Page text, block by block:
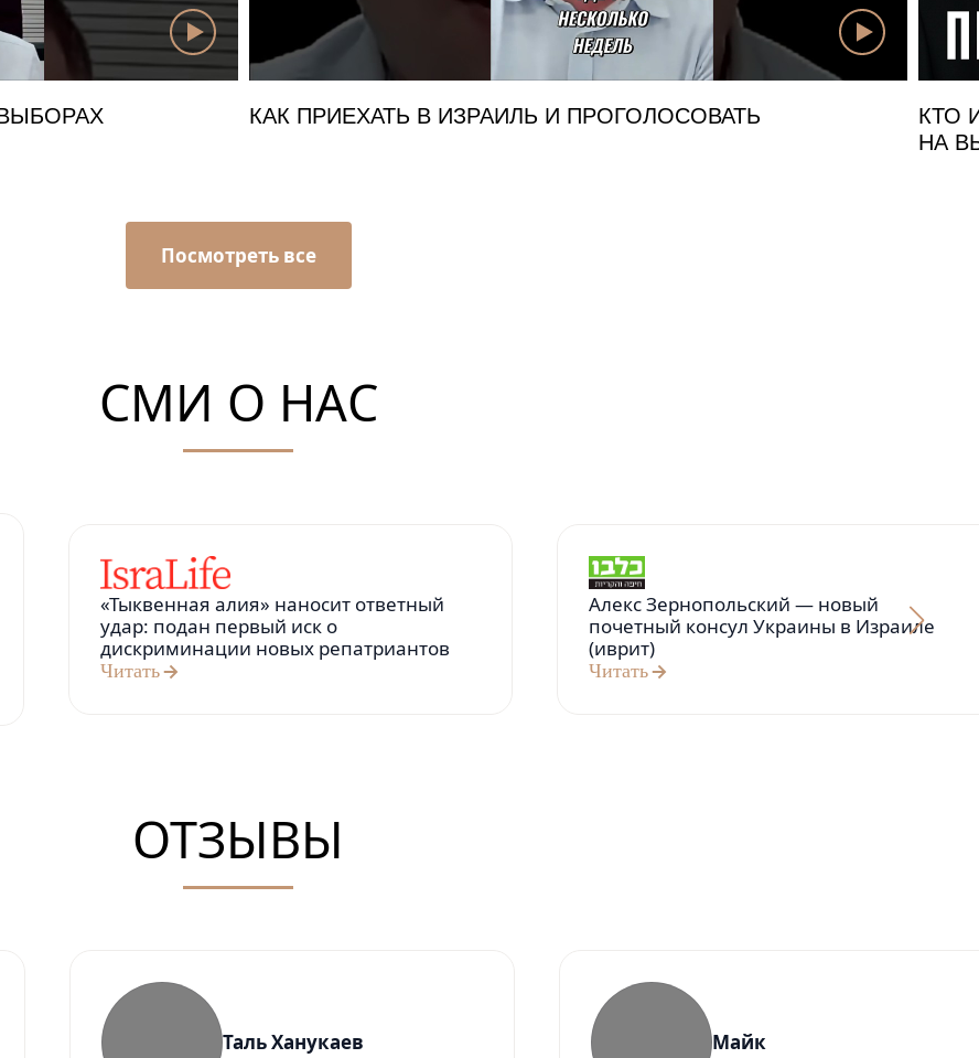
КАК ПРИЕХАТЬ В ИЗРАИЛЬ И ПРОГОЛОСОВАТЬ
КТО
НА
Посмотреть все
СМИ О НАС
«Тыквенная алия» наносит ответный
удар: подан первый иск о
дискриминации новых репатриантов
Читать
Алекс Зернопольский — новый
почетный консул Украины в Израиле
(иврит)
Читать
ОТЗЫВЫ
Таль Ханукаев Майк